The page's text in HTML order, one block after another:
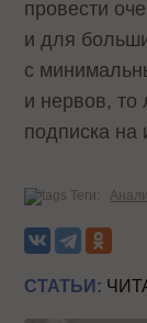
провести
и для
с
и нервов, то
подписка на
Теги:
СТАТЬИ: